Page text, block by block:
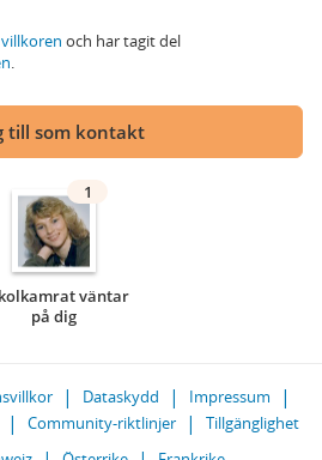
och har tagit del
.
till som kontakt
1
väntar
på dig
Dataskydd
Impressum
Community-riktlinjer
Tillgänglighet